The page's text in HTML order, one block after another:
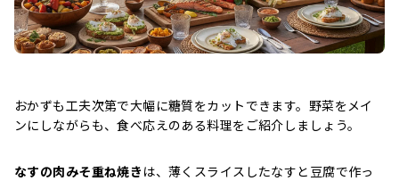
おかずも工夫次第で大幅に糖質をカットできます。野菜をメイ
ンにしながらも、食べ応えのある料理をご紹介しましょう。
なすの肉みそ重ね焼き は、薄くスライスしたなすと豆腐で作っ